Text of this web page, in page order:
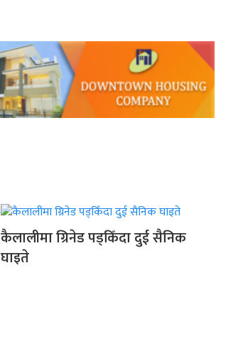
कैलालीमा ग्रिनेड पड्किँदा दुई सैनिक
घाइते